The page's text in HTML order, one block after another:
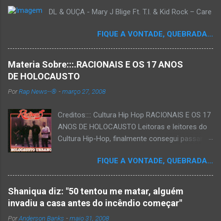
DL & OUÇA - Mary J Blige Ft. T.I. & Kid Rock – Care
FIQUE A VONTADE, QUEBRADA...
Materia Sobre:::.RACIONAIS E OS 17 ANOS
DE HOLOCAUSTO
PorRap News--® -março 27, 2008
Creditos:::: Cultura Hip Hop RACIONAIS E OS 17
ANOS DE HOLOCAUSTO Leitoras e leitores do
Cultura Hip-Hop, finalmente consegui passar
que há muito tempo vinha maturando: uma
espécie de "ensaio-tributo" ao disco mais
importante do rap brasileiro, que completará 17
anos agora em 2008. Falo de "Holocausto
Urbano", do grupo paulistano Racionais MC's.
FIQUE A VONTADE, QUEBRADA...
Shaniqua diz: "50 tentou me matar, alguém
invadiu a casa antes do incêndio começar"
PorAnderson Banks -maio 31, 2008